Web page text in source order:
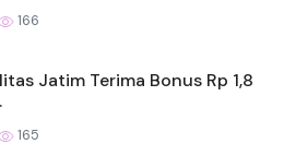
166
Jatim Terima Bonus Rp 1,8
165